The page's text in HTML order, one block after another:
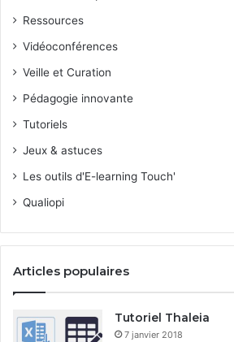
Ressources
Vidéoconférences
Veille et Curation
Pédagogie innovante
Tutoriels
Jeux & astuces
Les outils d'E-learning Touch'
Qualiopi
Articles populaires
Tutoriel Thaleia
7 janvier 2018